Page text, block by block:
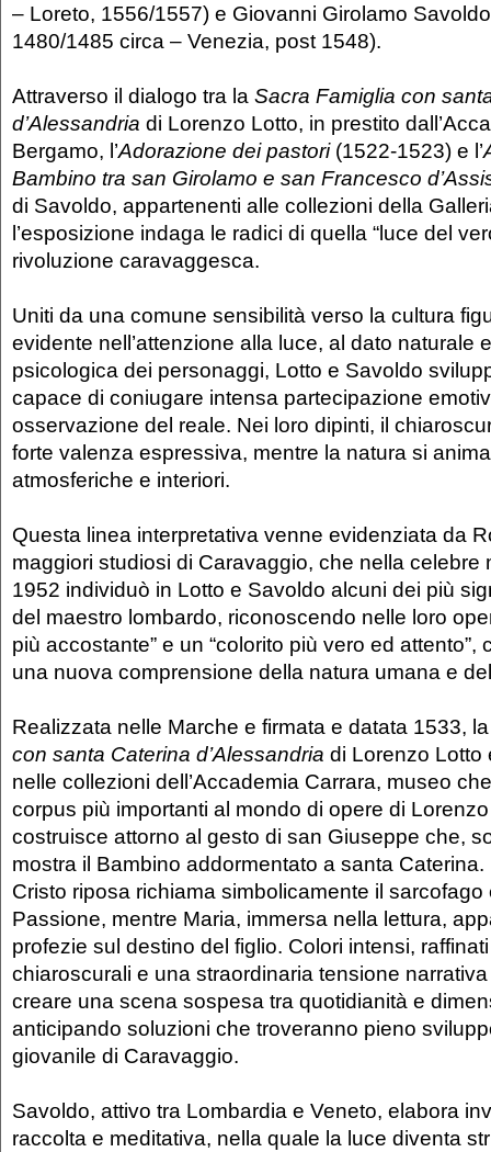
– Loreto, 1556/1557) e Giovanni Girolamo
1480/1485 circa – Venezia, post 1548).
Attraverso il dialogo tra la Sacra Famiglia con
d’Alessandria di Lorenzo Lotto, in prestito
Bergamo, l’Adorazione dei pastori(1522-1523) e l’
Bambino tra san Girolamo e san Francesco
di Savoldo, appartenenti alle collezioni della
l’esposizione indaga le radici di quella “luce del
rivoluzione caravaggesca.
Uniti da una comune sensibilità verso la cultura
evidente nell’attenzione alla luce, al dato naturale
psicologica dei personaggi, Lotto e Savoldo
capace di coniugare intensa partecipazione
osservazione del reale. Nei loro dipinti, il
forte valenza espressiva, mentre la natura si
atmosferiche e interiori.
Questa linea interpretativa venne evidenziata da
maggiori studiosi di Caravaggio, che nella celebre
1952 individuò in Lotto e Savoldo alcuni dei più
del maestro lombardo, riconoscendo nelle loro
più accostante” e un “colorito più vero ed attento”,
una nuova comprensione della natura umana e
Realizzata nelle Marche e firmata e datata 1533,
con santa Caterina d’Alessandria di Lorenzo Lotto
nelle collezioni dell’Accademia Carrara, museo
corpus più importanti al mondo di opere di Lorenzo
costruisce attorno al gesto di san Giuseppe che,
mostra il Bambino addormentato a santa
Cristo riposa richiama simbolicamente il sarcofago
Passione, mentre Maria, immersa nella lettura,
profezie sul destino del figlio. Colori intensi,
chiaroscurali e una straordinaria tensione
creare una scena sospesa tra quotidianità e
anticipando soluzioni che troveranno pieno
giovanile di Caravaggio.
Savoldo, attivo tra Lombardia e Veneto, elabora
raccolta e meditativa, nella quale la luce diventa